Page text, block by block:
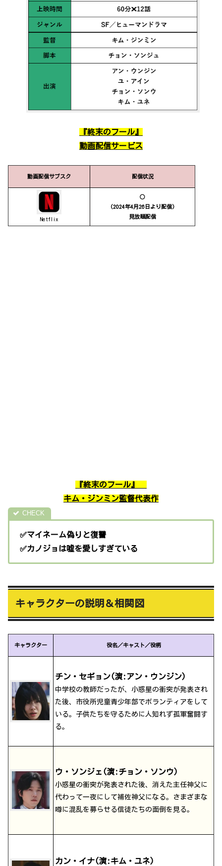
『終末のフール』
動画配信サービス
動画配信サブスク 配信状況
Netflix
○
(2024年4月26日より配信)
見放題配信
『終末のフール』
キム・ジンミン監督代表作
✅マイネーム偽りと復讐
✅カノジョは嘘を愛しすぎている
キャラクターの説明＆相関図
キャラクター 役名／キャスト／役柄
チン・セギョン(演:アン・ウンジン)
中学校の教師だったが、小惑星の衝突が発表され
た後、市役所児童青少年部でボランティアをして
いる。子供たちを守るために人知れず孤軍奮闘す
る。
ウ・ソンジェ(演:チョン・ソンウ)
小惑星の衝突が発表された後、消えた主任神父に
代わって一夜にして補佐神父になる。さまざまな
噂に混乱を募らせる信徒たちの面倒を見る。
カン・イナ(演:キム・ユネ)